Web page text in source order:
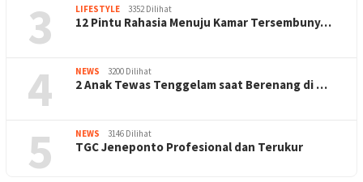
3 LIFESTYLE 3352 Dilihat
12 Pintu Rahasia Menuju Kamar Tersembuny…
4 NEWS 3200 Dilihat
2 Anak Tewas Tenggelam saat Berenang di …
5 NEWS 3146 Dilihat
TGC Jeneponto Profesional dan Terukur